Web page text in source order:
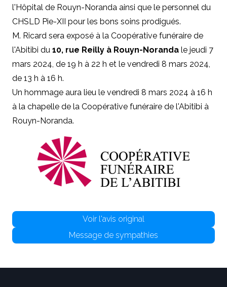
l'Hôpital de Rouyn-Noranda ainsi que le personnel du
CHSLD Pie-XII pour les bons soins prodigués.
M. Ricard sera exposé à la Coopérative funéraire de
l'Abitibi du 10, rue Reilly à Rouyn-Noranda le jeudi 7
mars 2024, de 19 h à 22 h et le vendredi 8 mars 2024,
de 13 h à 16 h.
Un hommage aura lieu le vendredi 8 mars 2024 à 16 h
à la chapelle de la Coopérative funéraire de l'Abitibi à
Rouyn-Noranda.
Voir l'avis original
Message de sympathies